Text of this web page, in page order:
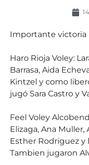
Importante victoria
Haro Rioja Voley:
Barrasa, Aida
Kintzel y como
jugó Sara Castro y
Feel Voley
Elizaga, Ana Muller,
Esther Rodriguez y
Tambien jugaron